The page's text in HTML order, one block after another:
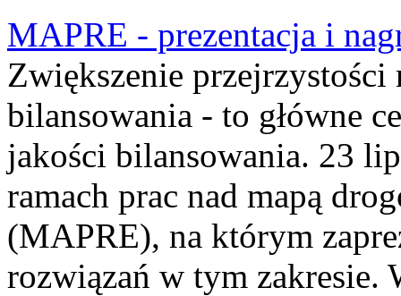
MAPRE - prezentacja i
Zwiększenie
bilansowania - to główne
jakości bilansowania. 23
ramach prac nad mapą
(MAPRE), na którym
rozwiązań w tym zakresie.